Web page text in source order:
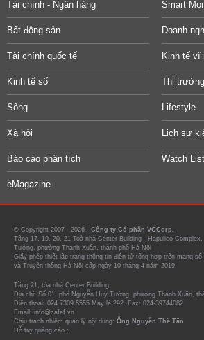
Tài chính - Ngân hàng Smart
Bất động sản Doanh
Tài chính quốc tế Kinh tế vĩ
Kinh tế số Thị trường
Sống Lifestyle
Xã hội Lịch sự
Báo cáo phân tích Watch List
eMagazine
© Copyright 2007 - 2026 - Công ty Cổ phần VCCorp.
Tầng 17, 19, 20, 21 Toà nhà Center Building - Hapulico
Tưởng, phường Thanh Xuân, thành phố Hà Nội
Giấy phép thiết lập trang thông tin điện tử tổng hợp trên mạng
và Truyền thông Hà Nội cấp ngày 10 tháng 4 năm 2019.
Tầng 21, tòa nhà Center Building.
Địa chỉ: Số 01, phố Nguyễn Huy Tưởng, phường Thanh Xuân,
Điện thoại: 024 7309 5555 Máy lẻ 292. Fax: 024-39744082
Email: info@cafef.vn
Chịu trách nhiệm quản lý nội dung: Ông Nguyễn Thế Tân
Hỗ trợ quảng cáo :